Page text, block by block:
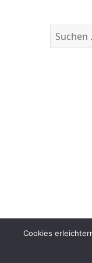
Suchen
nach:
Cookies